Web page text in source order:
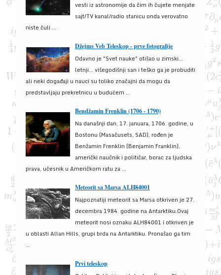
vesti iz astronomije da čim ih čujete menjate
sajt/TV kanal/radio stanicu onda verovatno
niste čuli ...
Džejms Veb Teleskop - prve fotografije
Odavno je "Svet nauke" otišao u zimski...
letnji... višegodišnji san i teško ga je probuditi
ali neki događaji u nauci su toliko značajni da mogu da
predstavljaju prekretnicu u budućem ...
Bendžamin Frenklin (1706 - 1790)
Na današnji dan, 17. januara, 1706. godine, u
Bostonu (Masačusets, SAD), rođen je
Benžamin Frenklin (Benjamin Franklin),
američki naučnik i političar, borac za ljudska
prava, učesnik u Američkom ratu za ...
Meteorit sa Marsa ALH84001
Najpoznatiji meteorit sa Marsa otkriven je 27.
decembra 1984. godine na Antarktiku.Ovaj
meteorit nosi oznaku ALH84001 i otkriven je
u oblasti Allan Hills, grupi brda na Antarktiku. Pronašao ga tim
...
Prvi teleskop